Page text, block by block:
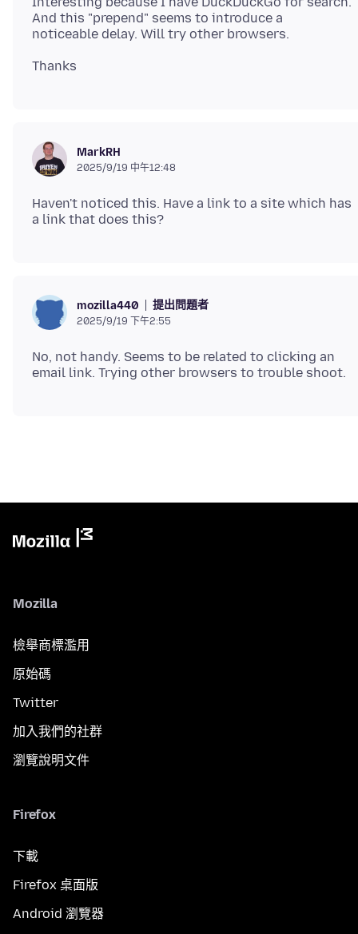
And this "prepend" seems to introduce a
MarkRH
2025/9/19 中午12:48
Haven't noticed this. Have a link to a site which has
mozilla440 提出問題者
2025/9/19 下午2:55
No, not handy. Seems to be related to clicking an
Mozilla
檢舉商標濫用
原始碼
Twitter
加入我們的社群
瀏覽說明文件
Firefox
下載
Firefox 桌面版
Android 瀏覽器